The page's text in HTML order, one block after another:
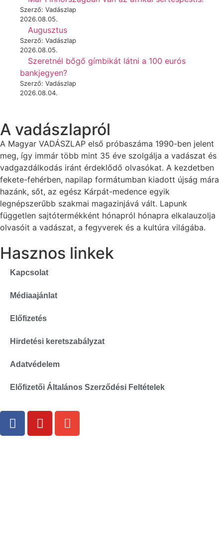
Szerző: Vadászlap
2026.08.05.
Augusztus
Szerző: Vadászlap
2026.08.05.
Szeretnél bőgő gímbikát látni a 100 eurós
bankjegyen?
Szerző: Vadászlap
2026.08.04.
A vadászlapról
A Magyar VADÁSZLAP első próbaszáma 1990-ben jelent
meg, így immár több mint 35 éve szolgálja a vadászat és
vadgazdálkodás iránt érdeklődő olvasókat. A kezdetben
fekete-fehérben, napilap formátumban kiadott újság mára
hazánk, sőt, az egész Kárpát-medence egyik
legnépszerűbb szakmai magazinjává vált. Lapunk
független sajtótermékként hónapról hónapra elkalauzolja
olvasóit a vadászat, a fegyverek és a kultúra világába.
Hasznos linkek
Kapcsolat
Médiaajánlat
Előfizetés
Hirdetési keretszabályzat
Adatvédelem
Előfizetői Általános Szerződési Feltételek